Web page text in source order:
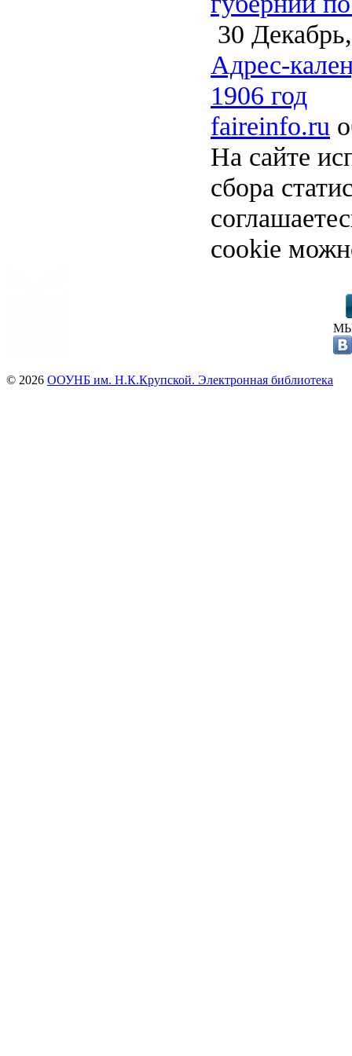
30
Адрес-
1906 год
faireinfo.ru
На сайте
сбора
cookie
© 2026 ООУНБ им. Н.К.Крупской. Электронная библиотека